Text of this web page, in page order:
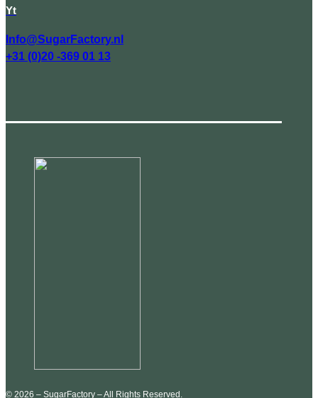
Yt
Info@SugarFactory.nl
+31 (0)20 -369 01 13
© 2026 – SugarFactory – All Rights Reserved.